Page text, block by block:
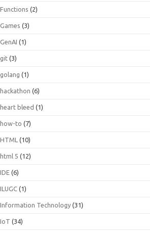
Functions (2)
Games (3)
GenAI (1)
git (3)
golang (1)
hackathon (6)
heart bleed (1)
how-to (7)
HTML (10)
html 5 (12)
IDE (6)
ILUGC (1)
Information Technology (31)
IoT (34)